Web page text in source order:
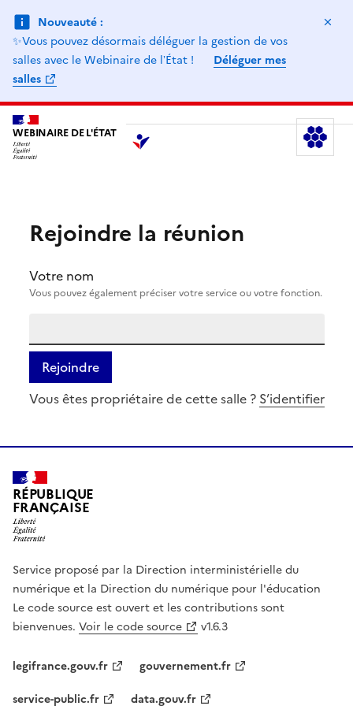
Nouveauté :
✨Vous pouvez désormais déléguer la gestion de vos
salles avec le Webinaire de lʼÉtat !
Déléguer mes
salles
WEBINAIRE DE L'ÉTAT
Rejoindre la réunion
Votre nom
Vous pouvez également préciser votre service ou votre fonction.
Rejoindre
Vous êtes propriétaire de cette salle ? S’identifier
RÉPUBLIQUE
FRANÇAISE
Service proposé par la Direction interministérielle du
numérique et la Direction du numérique pour l'éducation
Le code source est ouvert et les contributions sont
bienvenues. Voir le code source v1.6.3
legifrance.gouv.fr
gouvernement.fr
service-public.fr
data.gouv.fr